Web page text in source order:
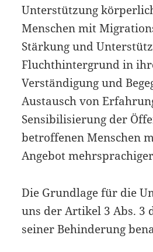
Unterstützung
Menschen mit
Stärkung und
Fluchthintergrund in
Verständigung und
Austausch von
Sensibilisierung der
betroffenen Menschen
Angebot
Die Grundlage für die
uns der Artikel 3 Abs. 3
seiner Behinderung